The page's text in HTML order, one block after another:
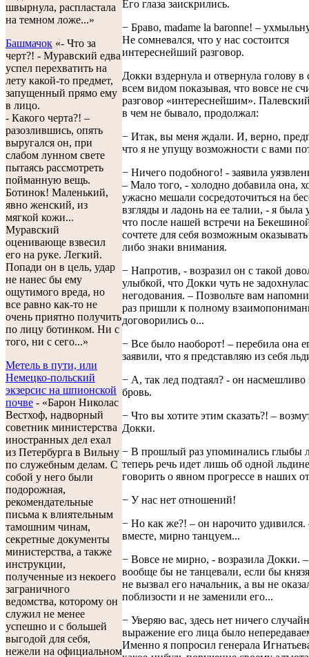
швырнула, распластала
на темном ложе...»
Башмачок «- Что за
черт?! - Муравский едва
успел перехватить на
лету какой-то предмет,
запущенный прямо ему
в лицо.
- Какого черта?! –
разозлившись, опять
выругался он, при
слабом лунном свете
пытаясь рассмотреть
пойманную вещь.
Ботинок! Маленький,
явно женский, из
мягкой кожи...
Муравский
оценивающе взвесил
его на руке. Легкий.
Попади он в цель, удар
не нанес бы ему
ощутимого вреда, но
все равно как-то не
очень приятно получить
по лицу ботинком. Ни с
того, ни с сего...»
Метель в пути, или
Немецко-польский
экзерсис на шпионской
почве - «Барон Николас
Вестхоф, надворный
советник министерства
иностранных дел ехал
из Петербурга в Вильну
по служебным делам. С
собой у него были
подорожная,
рекомендательные
письма к влиятельным
тамошним чинам,
секретные документы
министерства, а также
инструкции,
полученные из некоего
заграничного
ведомства, которому он
служил не менее
успешно и с большей
выгодой для себя,
нежели на официальном
Его глаза заискрились.
− Браво, madame la baronne! –
Не сомневался, что у нас состоится
интереснейший разговор.
Докки вздернула и отвернула голову в
всем видом показывая, что вовсе не
разговор «интереснейшим».
в чем не бывало, продолжал:
− Итак, вы меня ждали. И, верно,
что я не упущу возможности с вами
− Ничего подобного! - заявила
– Мало того, - холодно добавила она,
ужасно мешали сосредоточиться на
взгляды и ладонь на ее талии, - я была
что после нашей встречи на
сочтете для себя возможным
либо знаки внимания.
− Напротив, - возразил он с такой
улыбкой, что Докки чуть не
негодования. – Позвольте вам
раз пришли к полному
договорились о...
− Все было наоборот! – перебила она
заявили, что я представляю из себя
− А, так лед подтаял? - он насмешливо
бровь.
− Что вы хотите этим сказать?! –
Докки.
− В прошлый раз упоминались глыбы
теперь речь идет лишь об одной
говорить о явном прогрессе в наших
− У нас нет отношений!
− Но как же?! – он нарочито
вместе, мирно танцуем...
− Вовсе не мирно, - возразила Докки.
вообще бы не танцевали, если бы
не вызвал его начальник, а вы не
поблизости и не заменили его...
− Уверяю вас, здесь нет ничего
выражение его лица было
Именно я попросил генерала